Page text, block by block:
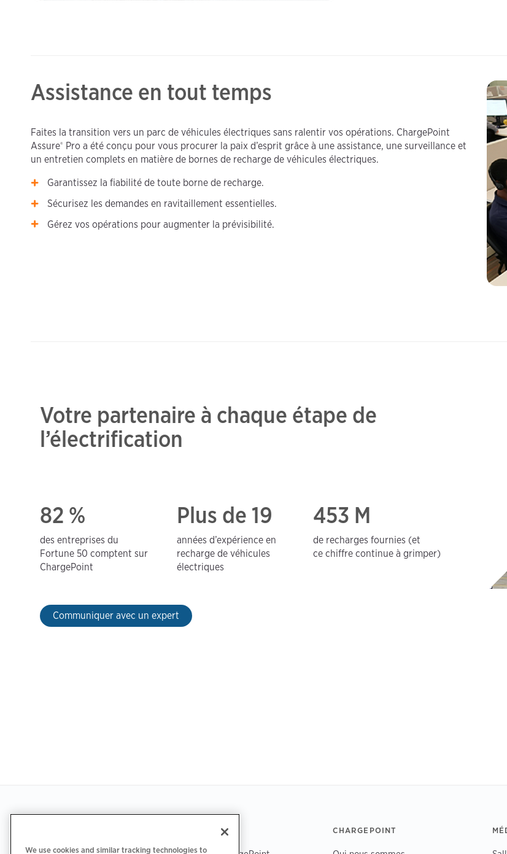
Assistance en tout temps
Faites la transition vers un parc de véhicules électriques sans ralentir vos opérations. ChargePoint
Assure® Pro a été conçu pour vous procurer la paix d’esprit grâce à une assistance, une surveillance et
un entretien complets en matière de bornes de recharge de véhicules électriques.
Garantissez la fiabilité de toute borne de recharge.
Sécurisez les demandes en ravitaillement essentielles.
Gérez vos opérations pour augmenter la prévisibilité.
Votre partenaire à chaque étape de
l’électrification
82 %
des entreprises du
Fortune 50 comptent sur
ChargePoint
Plus de 19
années d’expérience en
recharge de véhicules
électriques
453 M
de recharges fournies (et
ce chiffre continue à grimper)
Communiquer avec un expert
ASSISTANCE CHARGEPOINT
We use cookies and similar tracking technologies to